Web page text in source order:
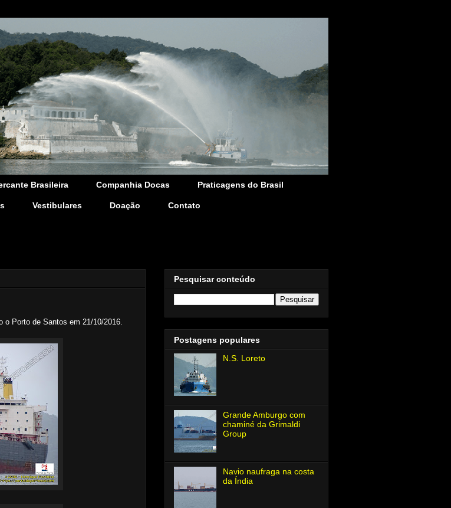
Brasileira Companhia Docas Praticagens do Brasil
Vestibulares Doação Contato
o Porto de Santos em 21/10/2016.
Pesquisar conteúdo
Postagens populares
N.S. Loreto
Grande Amburgo com
chaminé da Grimaldi
Group
Navio naufraga na costa
da Índia